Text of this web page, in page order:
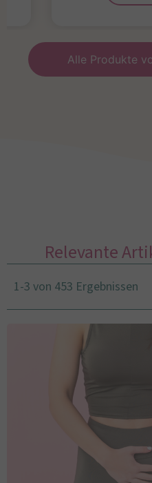
Alle Produkte
Relevante
1-3 von 453 Ergebnissen